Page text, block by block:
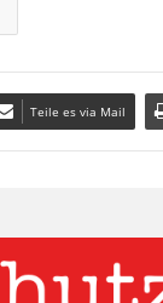
Teile es via Mail